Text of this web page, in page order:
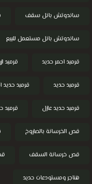
ساندوتش بانل سقف
ساندوتش بانل مستعمل للبيع
قرميد احمر حديد قرميد
قرميد حديد قرميد حديد
قرميد حديد عازل قرميد
قص الخرسانة بالصاروخ
قص خرسانة السقف
هناجر ومستودعات حديد